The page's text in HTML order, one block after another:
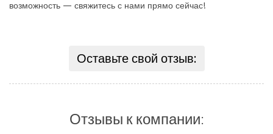
возможность — свяжитесь с нами прямо сейчас!
Оставьте свой отзыв:
Отзывы к компании: